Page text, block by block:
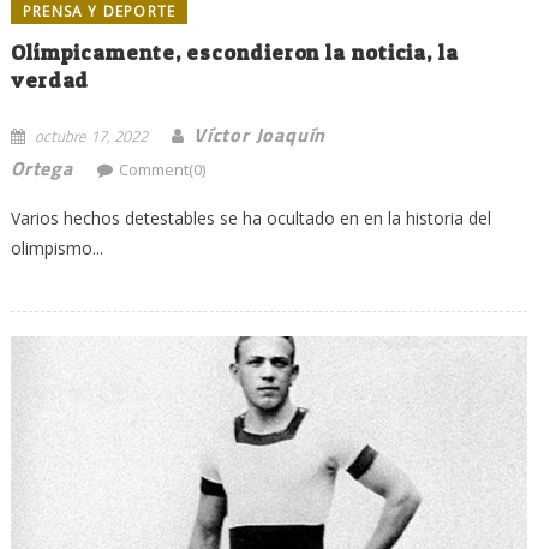
PRENSA Y DEPORTE
Olímpicamente, escondieron la noticia, la
verdad
octubre 17, 2022
Víctor Joaquín
Ortega
Comment(0)
Varios hechos detestables se ha ocultado en en la historia del
olimpismo...